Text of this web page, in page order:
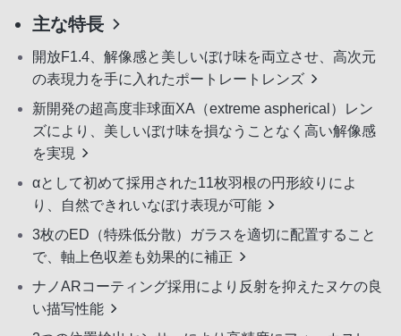
主な特長
開放F1.4、解像感と美しいぼけ味を両立させ、高次元
の表現力を手に入れたポートレートレンズ
新開発の超高度非球面XA（extreme aspherical）レン
ズにより、美しいぼけ味を損なうことなく高い解像感
を実現
αとして初めて採用された11枚羽根の円形絞りによ
り、自然できれいなぼけ表現が可能
3枚のED（特殊低分散）ガラスを適切に配置すること
で、軸上色収差も効果的に補正
ナノARコーティング採用により反射を抑えたヌケの良
い描写性能